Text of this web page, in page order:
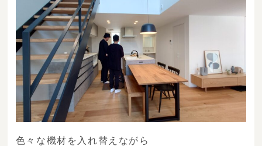
色々な機材を入れ替えながら